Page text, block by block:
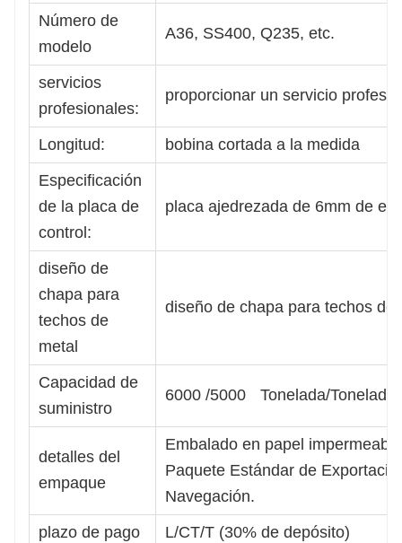
Número de
modelo
A36, SS400, Q235, etc.
servicios
profesionales:
proporcionar un servicio
Longitud:
bobina cortada a la medida
Especificación
de la placa de
control:
placa ajedrezada de 6mm de
diseño de
chapa para
techos de
metal
diseño de chapa para techos de
Capacidad de
suministro
6000 /5000 Tonelada/
detalles del
empaque
Embalado en papel
Paquete Estándar de
Navegación.
plazo de pago
L/CT/T (30% de depósito)